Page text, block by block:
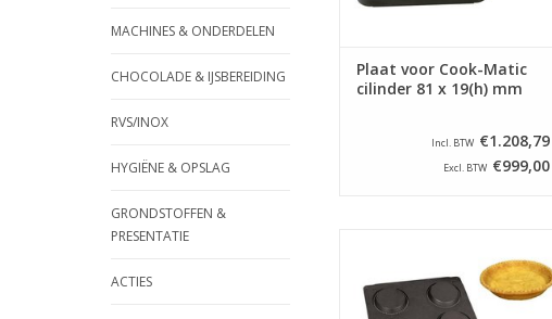
MACHINES & ONDERDELEN
CHOCOLADE & IJSBEREIDING
RVS/INOX
HYGIËNE & OPSLAG
GRONDSTOFFEN &
PRESENTATIE
ACTIES
Plaat voor Cook-Matic
cilinder 81 x 19(h) mm
Incl. BTW €1.208,79
Excl. BTW €999,00
Matic tartelettemachine.
TOEVOEGEN AAN WINKELWAGEN